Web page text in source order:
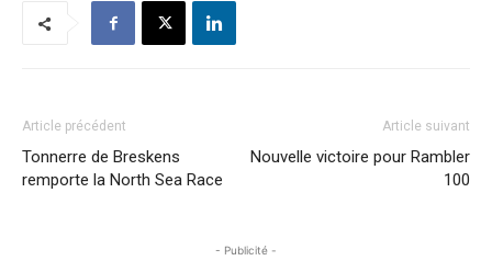
Article précédent
Tonnerre de Breskens
remporte la North Sea Race
Article suivant
Nouvelle victoire pour Rambler
100
- Publicité -